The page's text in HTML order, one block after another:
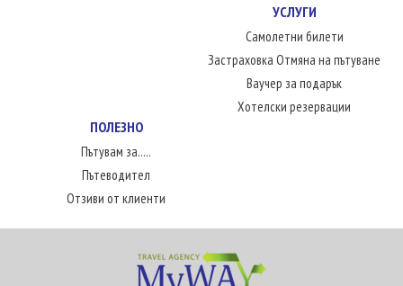
УСЛУГИ
Самолетни билети
Застраховка Отмяна на пътуване
Ваучер за подарък
Хотелски резервации
ПОЛЕЗНО
Пътувам за.....
Пътеводител
Отзиви от клиенти